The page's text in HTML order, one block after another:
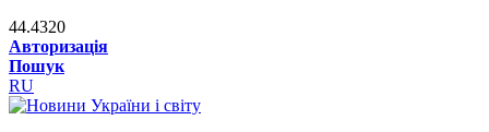
44.4320
Авторизація
Пошук
RU